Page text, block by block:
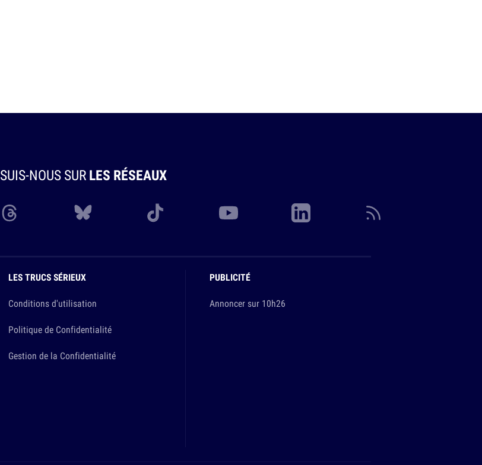
SUIS-NOUS SURLES RÉSEAUX
LES TRUCS SÉRIEUX
Conditions d'utilisation
Politique de Confidentialité
Gestion de la Confidentialité
PUBLICITÉ
Annoncer sur 10h26